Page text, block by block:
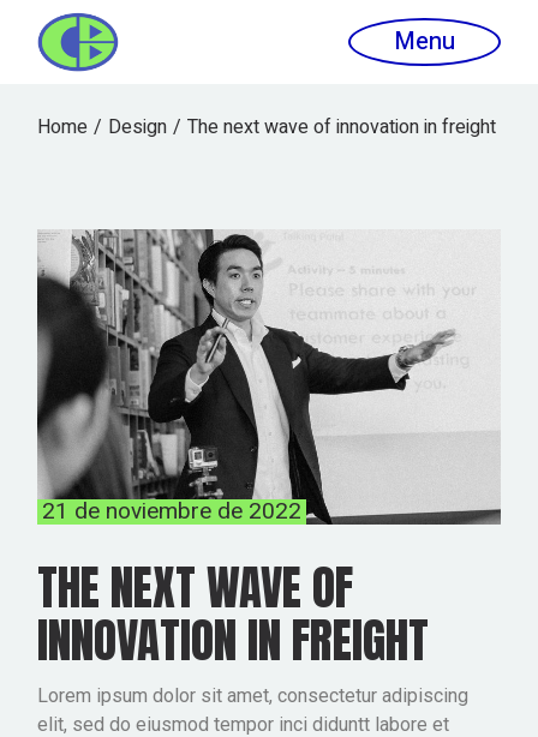
Menu
Home Design The next wave of innovation in freight
21 de noviembre de 2022
THE NEXT WAVE OF
INNOVATION IN FREIGHT
Lorem ipsum dolor sit amet, consectetur adipiscing
elit, sed do eiusmod tempor inci diduntt labore et